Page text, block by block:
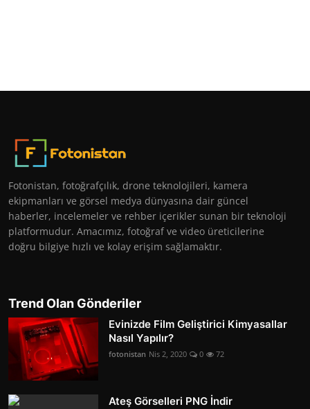
Fotonistan, fotoğrafçılık, drone teknolojileri, kamera
ekipmanları ve görsel medya dünyasına dair güncel
haberler, incelemeler ve rehber içerikler sunan bir teknoloji
platformudur. Amacımız, fotoğraf ve video üreticilerine
doğru bilgiye hızlı ve kolay erişim sağlamaktır.
Trend Olan Gönderiler
Evinizde Film Geliştirici Kimyasallar
Nasıl Yapılır?
fotonistan Nis 2, 2020 0 72
Ateş Görselleri PNG İndir